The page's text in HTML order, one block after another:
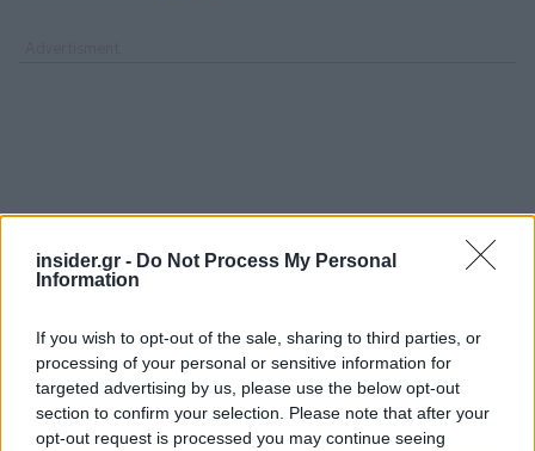
insider.gr - Do Not Process My Personal
Information
If you wish to opt-out of the sale, sharing to third parties, or
processing of your personal or sensitive information for
targeted advertising by us, please use the below opt-out
section to confirm your selection. Please note that after your
opt-out request is processed you may continue seeing